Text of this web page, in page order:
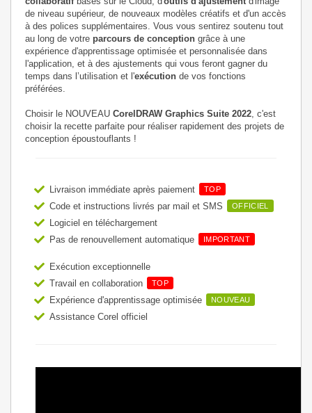
de niveau supérieur, de nouveaux modèles créatifs et d'un accès
à des polices supplémentaires. Vous vous sentirez soutenu tout
au long de votre parcours de conception grâce à une
expérience d'apprentissage optimisée et personnalisée dans
l'application, et à des ajustements qui vous feront gagner du
temps dans l’utilisation et l'exécution de vos fonctions
préférées.
Choisir le NOUVEAU CorelDRAW Graphics Suite 2022, c'est
choisir la recette parfaite pour réaliser rapidement des projets de
conception époustouflants !
Livraison immédiate après paiement TOP
Code et instructions livrés par mail et SMS OFFICIEL
Logiciel en téléchargement
Pas de renouvellement automatique
IMPORTANT
Exécution exceptionnelle
Travail en collaboration
TOP
Expérience d'apprentissage optimisée NOUVEAU
Assistance Corel officiel